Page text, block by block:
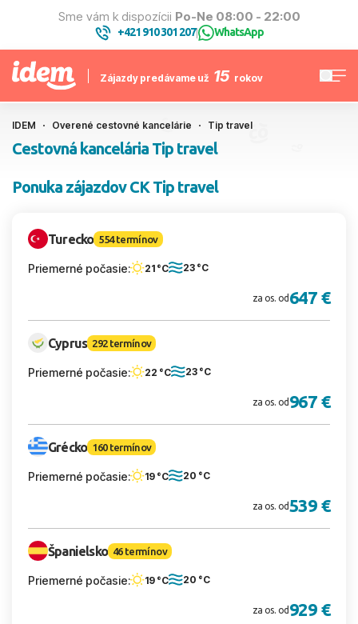
Sme vám k dispozícii Po-Ne 08:00 - 22:00
+421 910 301 207| WhatsApp
Zájazdy predávame už 15 rokov
IDEM Overené cestovné kancelárie Tip travel
Cestovná kancelária Tip travel
Ponuka zájazdov CK Tip travel
Turecko 554 termínov
Priemerné počasie: 21 °C 23 °C
za os. od 647 €
Cyprus 292 termínov
Priemerné počasie: 22 °C 23 °C
za os. od 967 €
Grécko 160 termínov
Priemerné počasie: 19 °C 20 °C
za os. od539 €
Španielsko 46 termínov
Priemerné počasie: 19 °C 20 °C
za os. od 929 €